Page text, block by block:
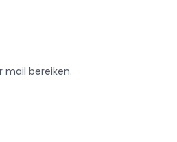
bereiken.